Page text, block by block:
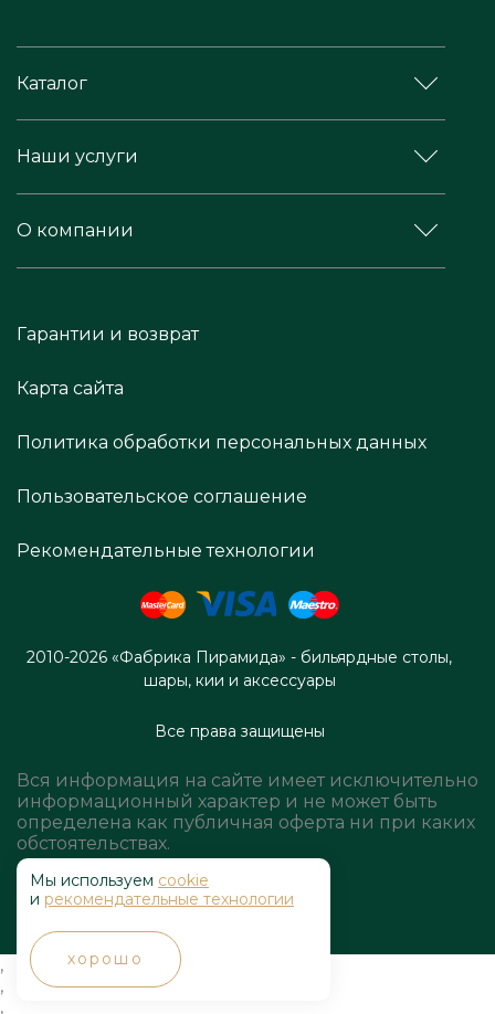
Каталог
Наши услуги
О компании
Гарантии и возврат
Карта сайта
Политика обработки персональных данных
Пользовательское соглашение
Рекомендательные технологии
2010-2026 «Фабрика Пирамида» - бильярдные столы,
шары, кии и аксессуары
Все права защищены
Вся информация на сайте имеет исключительно
информационный характер и не может быть
определена как публичная оферта ни при каких
обстоятельствах.
Мы используем cookie
и рекомендательные технологии
хорошо
,
,
,